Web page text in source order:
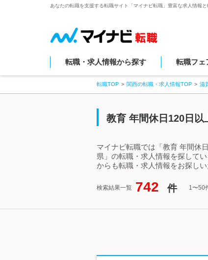
あなたの転職を支援する転職サイト「マイナビ転職」豊富な求人情報
転職・求人情報から探す 転職フェ
転職TOP 関西の転職・求人情報TOP 滋
教育 年間休日120日以
マイナビ転職では「教育 年間休
県」の転職・求人情報を探して
からも転職・求人情報をお探し
検索結果一覧 742 件 1〜50